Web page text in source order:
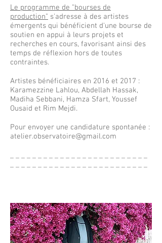
Le programme de "bourses de
production" s'adresse à des artistes
émergents qui bénéficient d'une bourse de
soutien en appui à leurs projets et
recherches en cours, favorisant ainsi des
temps de réflexion hors de toutes
contraintes.
Artistes bénéficiaires en 2016 et 2017 :
Karamezzine Lahlou, Abdellah Hassak,
Madiha Sebbani, Hamza Sfart, Youssef
Ousaid et Rim Mejdi.
Pour envoyer une candidature spontanée :
atelier.observatoire@gmail.com